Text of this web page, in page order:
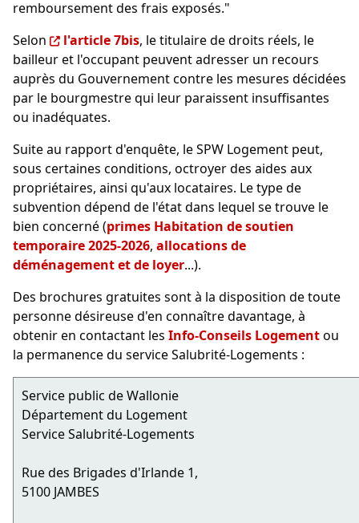
remboursement des frais exposés."
Selon
l'article 7bis, le titulaire de droits réels, le
bailleur et l'occupant peuvent adresser un recours
auprès du Gouvernement contre les mesures décidées
par le bourgmestre qui leur paraissent insuffisantes
ou inadéquates.
Suite au rapport d'enquête, le SPW Logement peut,
sous certaines conditions, octroyer des aides aux
propriétaires, ainsi qu'aux locataires. Le type de
subvention dépend de l'état dans lequel se trouve le
bien concerné (primes Habitation de soutien
temporaire 2025-2026, allocations de
déménagement et de loyer...).
Des brochures gratuites sont à la disposition de toute
personne désireuse d'en connaître davantage, à
obtenir en contactant les Info-Conseils Logementou
la permanence du service Salubrité-Logements :
Service public de Wallonie
Département du Logement
Service Salubrité-Logements
Rue des Brigades d'Irlande 1,
5100 JAMBES